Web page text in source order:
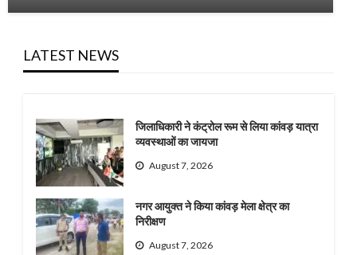
LATEST NEWS
जिलाधिकारी ने कंट्रोल रूम से लिया कांवड़ यात्रा
व्यवस्थाओं का जायजा
August 7, 2026
नगर आयुक्त ने किया कांवड़ मेला क्षेत्र का
निरीक्षण
August 7, 2026